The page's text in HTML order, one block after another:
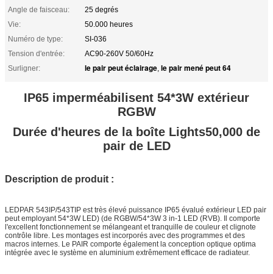
Angle de faisceau:
25 degrés
Vie:
50.000 heures
Numéro de type:
SI-036
Tension d'entrée:
AC90-260V 50/60Hz
Surligner:
le pair peut éclairage, le pair mené peut 64
IP65 imperméabilisent 54*3W extérieur
RGBW
Durée d'heures de la boîte Lights50,000 de
pair de LED
Description de produit :
LEDPAR 543IP/543TIP est très élevé puissance IP65 évalué extérieur LED pair
peut employant 54*3W LED) (de RGBW/54*3W 3 in-1 LED (RVB). Il comporte
l'excellent fonctionnement se mélangeant et tranquille de couleur et clignote
contrôle libre. Les montages est incorporés avec des programmes et des
macros internes. Le PAIR comporte également la conception optique optima
intégrée avec le système en aluminium extrêmement efficace de radiateur.